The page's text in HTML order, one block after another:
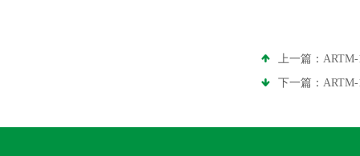
上一篇：
下一篇：